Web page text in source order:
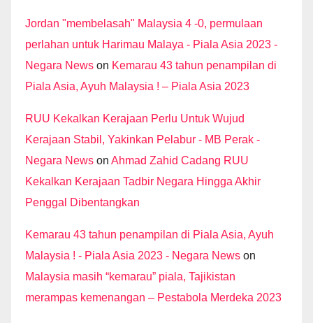
Jordan "membelasah" Malaysia 4 -0, permulaan
perlahan untuk Harimau Malaya - Piala Asia 2023 -
Negara News on Kemarau 43 tahun penampilan di
Piala Asia, Ayuh Malaysia ! – Piala Asia 2023
RUU Kekalkan Kerajaan Perlu Untuk Wujud
Kerajaan Stabil, Yakinkan Pelabur - MB Perak -
Negara News on Ahmad Zahid Cadang RUU
Kekalkan Kerajaan Tadbir Negara Hingga Akhir
Penggal Dibentangkan
Kemarau 43 tahun penampilan di Piala Asia, Ayuh
Malaysia ! - Piala Asia 2023 - Negara News on
Malaysia masih “kemarau” piala, Tajikistan
merampas kemenangan – Pestabola Merdeka 2023